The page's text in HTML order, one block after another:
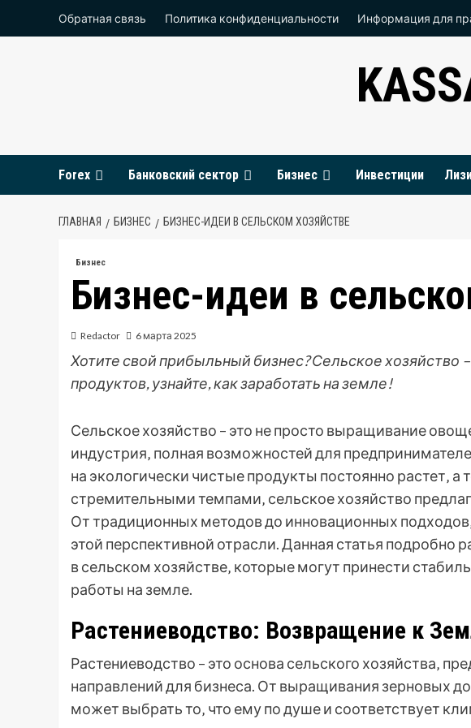
Обратная связь Политика конфиденциальности Информация для
Forex Банковский сектор Бизнес Инвестиции
ГЛАВНАЯ БИЗНЕС БИЗНЕС-ИДЕИ В СЕЛЬСКОМ ХОЗЯЙСТВЕ
Бизнес
Бизнес-идеи в
Redactor 6 марта 2025
Хотите свой прибыльный бизнес? Сельское хозяйство
продуктов, узнайте, как заработать на земле!
Сельское хозяйство – это не просто выращивание
индустрия‚ полная возможностей для
на экологически чистые продукты постоянно растет‚ а
стремительными темпами‚ сельское хозяйство
От традиционных методов до инновационных
этой перспективной отрасли. Данная статья подробно
в сельском хозяйстве‚ которые могут принести
работы на земле.
Растениеводство: Возвращение к
Растениеводство – это основа сельского хозяйства‚
направлений для бизнеса. От выращивания зерновых
может выбрать то‚ что ему по душе и соответствует